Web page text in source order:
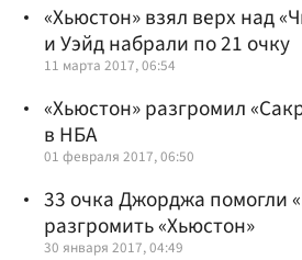
«Хьюстон» взял верх над
и Уэйд набрали по 21 очку
11 марта 2017, 06:54
«Хьюстон» разгромил
в НБА
01 февраля 2017, 06:50
33 очка Джорджа помогли
разгромить «Хьюстон»
30 января 2017, 04:49